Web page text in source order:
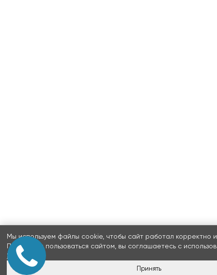
Мы используем файлы cookie, чтобы сайт работал корректно
Продолжая пользоваться сайтом, вы соглашаетесь с
Подробнее
Принять